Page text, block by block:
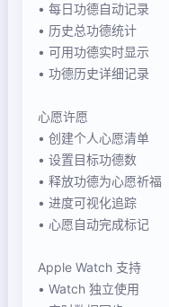
• 每日功德自动记录
• 历史总功德统计
• 可用功德实时显示
• 功德历史详细记录
心愿许愿
• 创建个人心愿清单
• 设置目标功德数
• 释放功德为心愿祈福
• 进度可视化追踪
• 心愿自动完成标记
Apple Watch 支持
• Watch 独立使用